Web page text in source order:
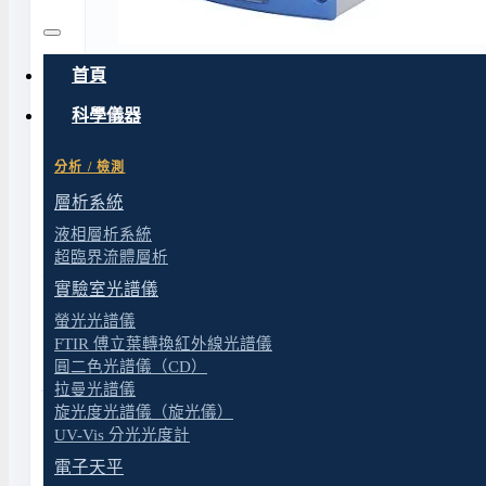
首頁
科學儀器
分析 / 檢測
層析系統
液相層析系統
超臨界流體層析
實驗室光譜儀
螢光光譜儀
FTIR 傅立葉轉換紅外線光譜儀
圓二色光譜儀（CD）
拉曼光譜儀
旋光度光譜儀（旋光儀）
UV-Vis 分光光度計
電子天平
特色
規格